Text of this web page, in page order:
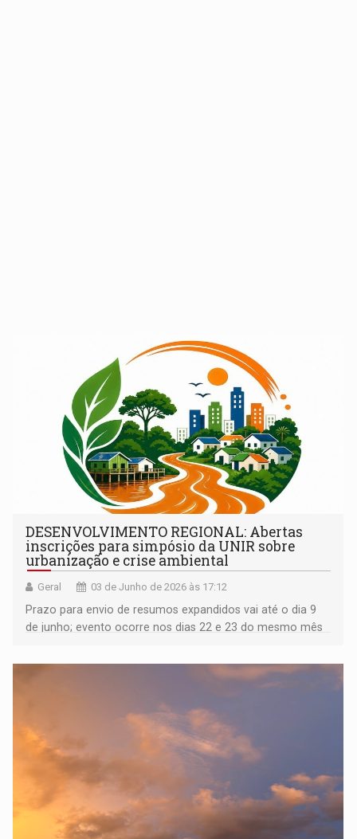
DESENVOLVIMENTO REGIONAL: Abertas
inscrições para simpósio da UNIR sobre
urbanização e crise ambiental
Geral 03 de Junho de 2026 às 17:12
Prazo para envio de resumos expandidos vai até o dia 9
de junho; evento ocorre nos dias 22 e 23 do mesmo mês